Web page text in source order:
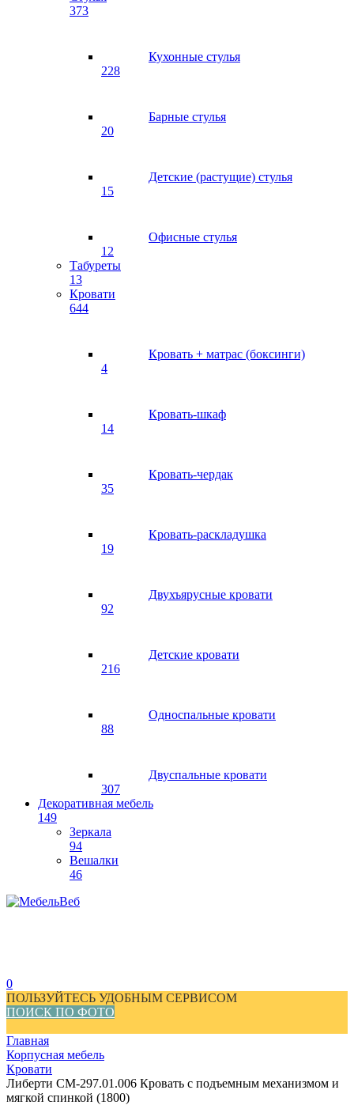
373
Кухонные стулья
228
Барные стулья
20
Детские (растущие) стулья
15
Офисные стулья
12
Табуреты
13
Кровати
644
Кровать + матрас (боксинги)
4
Кровать-шкаф
14
Кровать-чердак
35
Кровать-раскладушка
19
Двухъярусные кровати
92
Детские кровати
216
Односпальные кровати
88
Двуспальные кровати
307
Декоративная мебель
149
Зеркала
94
Вешалки
46
0
ПОЛЬЗУЙТЕСЬ УДОБНЫМ СЕРВИСОМ
ПОИСК ПО ФОТО
Главная
Корпусная мебель
Кровати
Либерти СМ-297.01.006 Кровать с подъемным механизмом и
мягкой спинкой (1800)